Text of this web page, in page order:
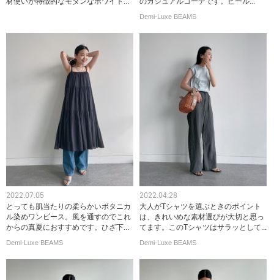
Demi-Luxe BEAMS
2022.07.05
とっても肌当たりの柔らかいボタニカ
ル染めワンピース。風を通すのでこれ
からの真夏におすすめです。ひざ下...
Demi-Luxe BEAMS
2022.04.28
大人がTシャツを選ぶときのポイント
は、きれいめな素材選びが大切と思っ
てます。このTシャツはサラッとして...
Demi-Luxe BEAMS